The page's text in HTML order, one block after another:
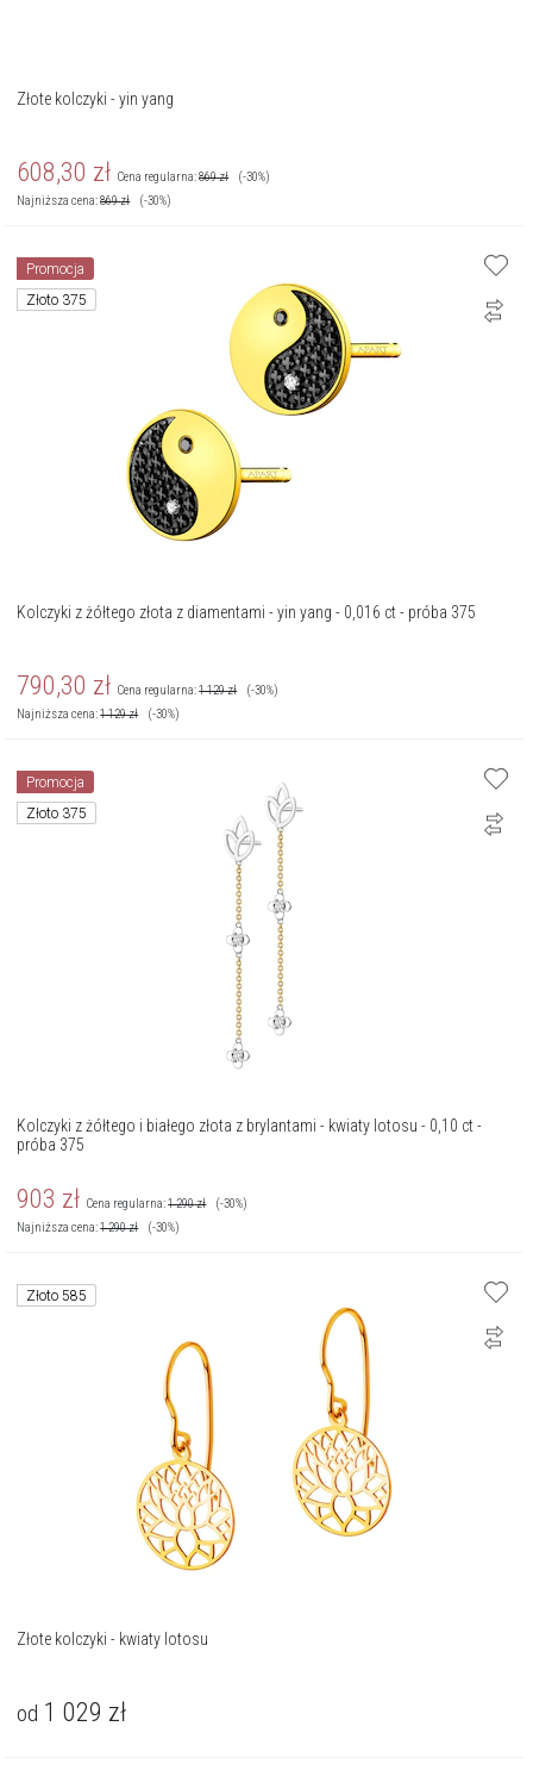
Złote kolczyki - yin yang
608,30 zł Cena regularna:869zł
(-30%)
Najniższa cena:869zł (-30%)
Promocja
Złoto 375
Kolczyki z żółtego złota z diamentami - yin yang - 0,016 ct - próba 375
790,30 zł Cena regularna:1 129zł
(-30%)
Najniższa cena:1 129zł (-30%)
Promocja
Złoto 375
Kolczyki z żółtego i białego złota z brylantami - kwiaty lotosu - 0,10 ct -
próba 375
903 zł Cena regularna:1 290zł
(-30%)
Najniższa cena:1 290zł (-30%)
Złoto 585
Złote kolczyki - kwiaty lotosu
od 1 029 zł